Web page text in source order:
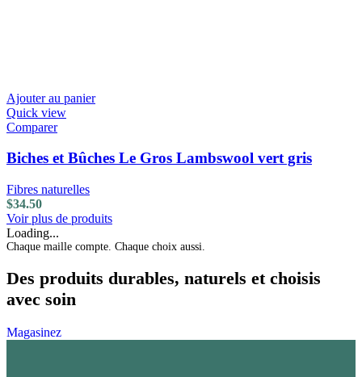
Ajouter au panier
Quick view
Comparer
Biches et Bûches Le Gros Lambswool vert gris
Fibres naturelles
$34.50
Voir plus de produits
Loading...
Chaque maille compte. Chaque choix aussi.
Des produits durables, naturels et choisis
avec soin
Magasinez